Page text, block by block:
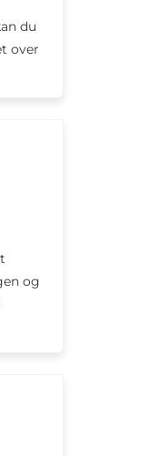
du
over
og